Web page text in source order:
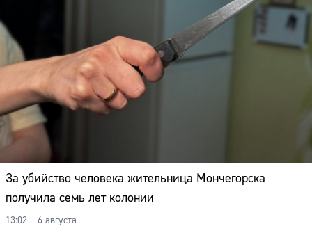
За убийство человека жительница Мончегорска
получила семь лет колонии
13:02 – 6 августа